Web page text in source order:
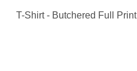
T-Shirt - Butchered Full Print